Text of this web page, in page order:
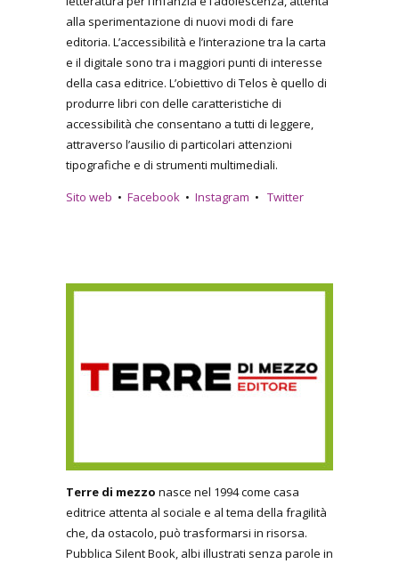
alla sperimentazione di nuovi modi di fare
editoria. L’accessibilità e l’interazione tra la carta
e il digitale sono tra i maggiori punti di interesse
della casa editrice. L’obiettivo di Telos è quello di
produrre libri con delle caratteristiche di
accessibilità che consentano a tutti di leggere,
attraverso l’ausilio di particolari attenzioni
tipografiche e di strumenti multimediali.
Sito web • Facebook • Instagram • Twitter
Terre di mezzo nasce nel 1994 come casa
editrice attenta al sociale e al tema della fragilità
che, da ostacolo, può trasformarsi in risorsa.
Pubblica Silent Book, albi illustrati senza parole in